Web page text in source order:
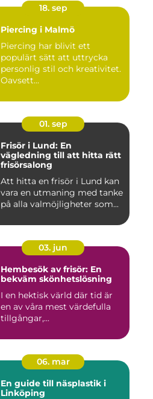
18. sep
Piercing i Malmö
Piercing har blivit ett
populärt sätt att uttrycka
personlig stil och kreativitet.
Oavsett...
01. sep
Frisör i Lund: En
vägledning till att hitta rätt
frisörsalong
Att hitta en frisör i Lund kan
vara en utmaning med tanke
på alla valmöjligheter som...
03. jun
Hembesök av frisör: En
bekväm skönhetslösning
I en hektisk värld där tid är
en av våra mest värdefulla
tillgångar,...
06. mar
En guide till näsplastik i
Linköping